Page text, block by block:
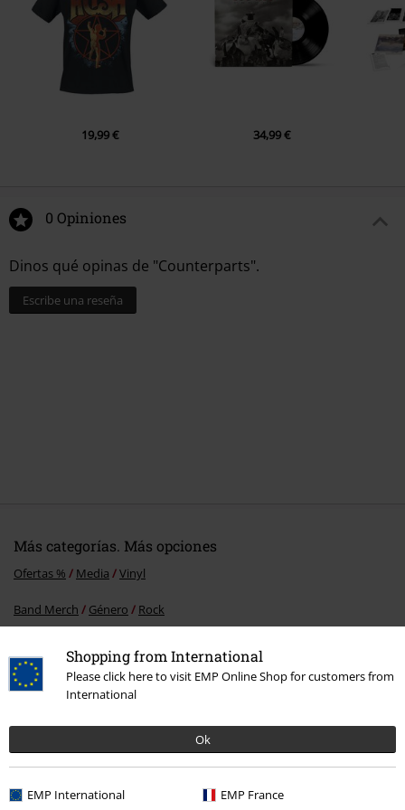
Shopping from International
Please click here to visit EMP Online Shop for customers from
International
Ok
EMP International EMP France
19,99 € 34,99 €
0 Opiniones
Dinos qué opinas de "Counterparts".
Escribe una reseña
Más categorías. Más opciones
Ofertas % Media Vinyl
Band Merch Género Rock
Band Merch Género Hardrock